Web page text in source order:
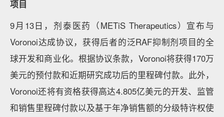
项目
9月13日，剂泰医药（METiS Therapeutics）宣布与
Voronoi达成协议，获得后者的泛RAF抑制剂项目的全
球开发和商业化。根据协议条款，Voronoi将获得170万
美元的预付款和近期研究成功后的里程碑付款。此外，
Voronoi还将有资格获得高达4.805亿美元的开发、监管
和销售里程碑付款以及基于年净销售额的分级特许权使